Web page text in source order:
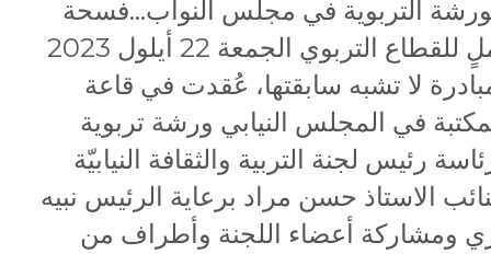
التربوية في مجلس النواب…فسحة
أملٍ للقطاع التربوي الجمعة 22 أيلول 2023
لا تشبه سابقتها، عُقدت في قاعة
في المجلس النيابي ورشة تربوية
رئيس لجنة التربية والثقافة النيابيّة
الاستاذ حسن مراد برعاية الرئيس نبيه
ومشاركة أعضاء اللجنة وأطراف من